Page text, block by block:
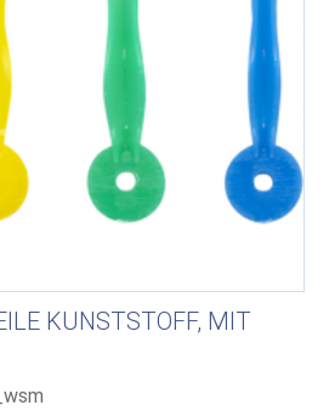
KUNSTSTOFF, MIT